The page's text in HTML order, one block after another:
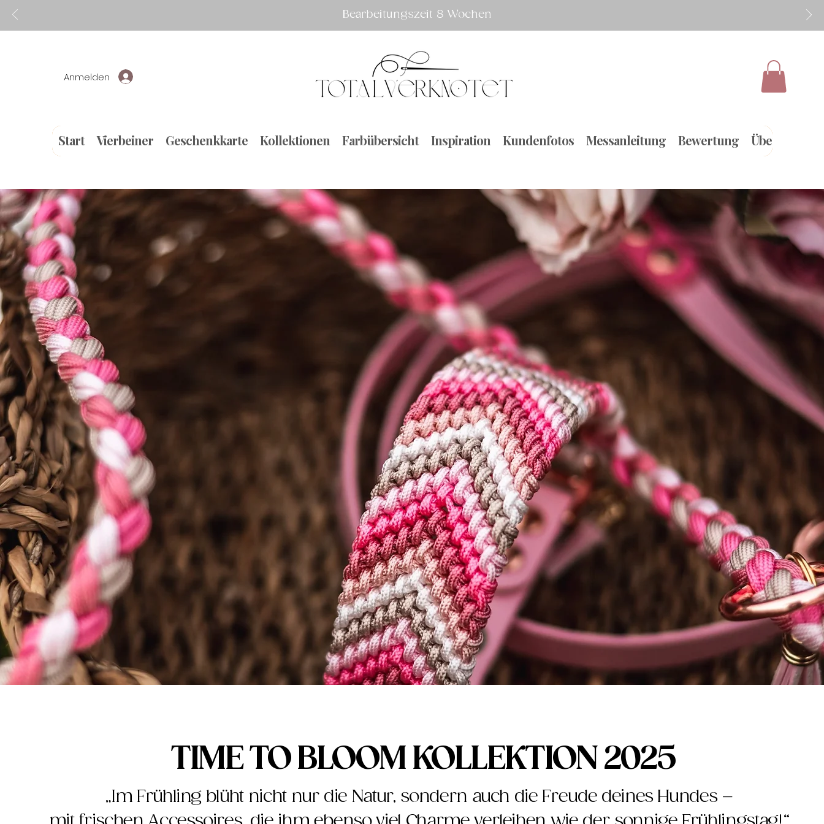
Bearbeitungszeit 8 Wochen
Anmelden
Start Vierbeiner Geschenkkarte Kollektionen Farbübersicht Inspiration Kundenfotos Messanleitung Bewertung Über uns
TIME TO BLOOM KOLLEKTION 2025
„Im Frühling blüht nicht nur die Natur, sondern auch die Freude deines Hundes –